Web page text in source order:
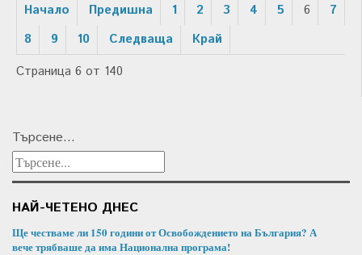
Начало Предишна 1 2 3 4 5 6
7
8
9 10 Следваща
Край
Страница 6 от 140
Търсене...
НАЙ-ЧЕТЕНО ДНЕС
Ще честваме ли 150 години от Освобождението на България? А
вече трябваше да има Национална програма!